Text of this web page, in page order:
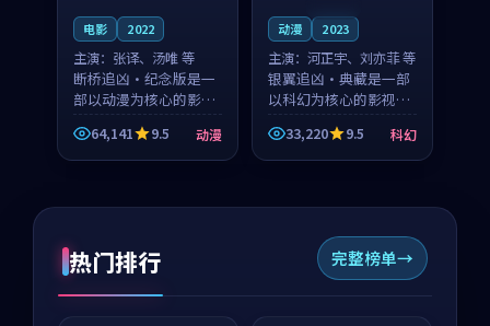
电影 2022
主演： 张译、汤唯 等
断桥追凶·纪念版是一
部以动漫为核心的影视
作品，围绕危机、反转
与人物成长展开，整体
节奏紧凑，值得推荐观
64,141 9.5 动漫
动漫 2023
主演： 河正宇、刘亦菲 等
银翼追凶·典藏是一部
以科幻为核心的影视作
品，围绕危机、反转与
人物成长展开，整体节
奏紧凑，值得推荐观
33,220 9.5 科幻
热门排行 完整榜单
99:22 99:18